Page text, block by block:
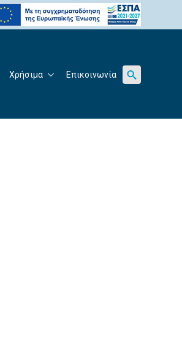
Χρήσιμα Επικοινωνία
for: